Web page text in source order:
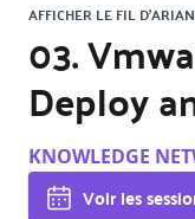
AFFICHER LE FIL
03.
Deploy
KNOWLEDGE
Voir les